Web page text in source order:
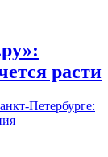
расти